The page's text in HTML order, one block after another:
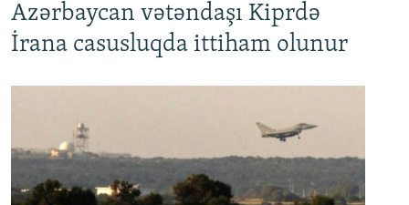
Azərbaycan vətəndaşı Kiprdə
İrana casusluqda ittiham olunur